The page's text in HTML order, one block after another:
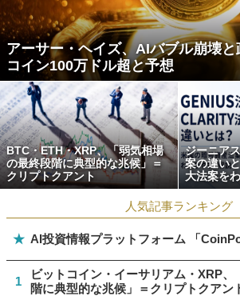
アーサー・ヘイズ、AIバブル崩壊と
コイン100万ドル超と予想
BTC・ETH・XRP、「弱気相場
の最終段階に典型的な兆候」＝
クリプトクアント
ジーニア
案の違い
大法案を
人気記事ランキング
★ AI投資情報プラットフォーム 「
1
ビットコイン・イーサリアム・XRP、
階に典型的な兆候」＝クリプトクアン